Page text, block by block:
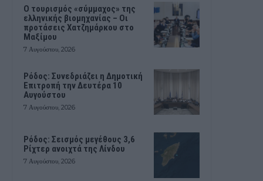
Ο τουρισμός «σύμμαχος» της
ελληνικής βιομηχανίας – Οι
προτάσεις Χατζημάρκου στο
Μαξίμου
7 Αυγούστου, 2026
Ρόδος: Συνεδριάζει η Δημοτική
Επιτροπή την Δευτέρα 10
Αυγούστου
7 Αυγούστου, 2026
Ρόδος: Σεισμός μεγέθους 3,6
Ρίχτερ ανοιχτά της Λίνδου
7 Αυγούστου, 2026